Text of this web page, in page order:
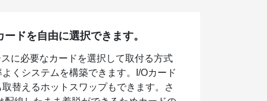
ドを自由に選択できます。
に必要なカードを選択して取付る方式
くシステムを構築できます。I/Oカード
替えるホットスワップもできます。さ